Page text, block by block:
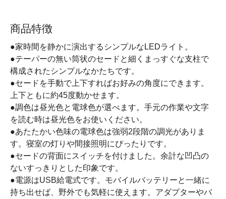
商品特徴
●家時間を静かに演出するシンプルなLEDライト。
●テーパーの無い筒状のセードと細くまっすぐな支柱で
構成されたシンプルなかたちです。
●セードを手動で上下すればお好みの角度にできます。
上下ともに約45度動かせます。
●調色は昼光色と電球色が選べます。手元の作業や文字
を読む時は昼光色をお使いください。
●あたたかい色味の電球色は強弱2段階の調光がありま
す。寝室の灯りや間接照明にぴったりです。
●セードの背面にスイッチを付けました。余計な凹凸の
ないすっきりとした印象です。
●電源はUSB給電式です。モバイルバッテリーと一緒に
持ち出せば、野外でも気軽に使えます。アダプターやバ